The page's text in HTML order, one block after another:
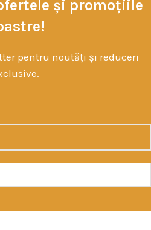
și promoțiile
pentru noutăți și reduceri